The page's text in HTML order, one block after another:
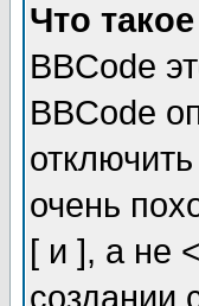
Что
BBCode
BBCode
очень
[ и ], а не
создании